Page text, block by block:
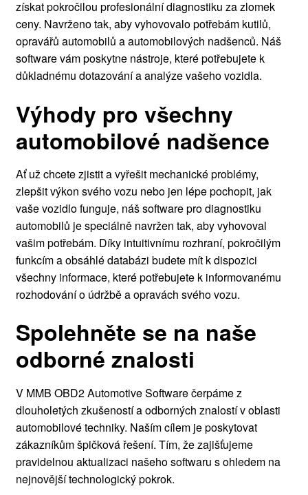
získat pokročilou profesionální diagnostiku za zlomek
ceny. Navrženo tak, aby vyhovovalo potřebám kutilů,
opravářů automobilů a automobilových nadšenců. Náš
software vám poskytne nástroje, které potřebujete k
důkladnému dotazování a analýze vašeho vozidla.
Výhody pro všechny
automobilové nadšence
Ať už chcete zjistit a vyřešit mechanické problémy,
zlepšit výkon svého vozu nebo jen lépe pochopit, jak
vaše vozidlo funguje, náš software pro diagnostiku
automobilů je speciálně navržen tak, aby vyhovoval
vašim potřebám. Díky intuitivnímu rozhraní, pokročilým
funkcím a obsáhlé databázi budete mít k dispozici
všechny informace, které potřebujete k informovanému
rozhodování o údržbě a opravách svého vozu.
Spolehněte se na naše
odborné znalosti
V MMB OBD2 Automotive Software čerpáme z
dlouholetých zkušeností a odborných znalostí v oblasti
automobilové techniky. Naším cílem je poskytovat
zákazníkům špičková řešení. Tím, že zajišťujeme
pravidelnou aktualizaci našeho softwaru s ohledem na
nejnovější technologický pokrok.